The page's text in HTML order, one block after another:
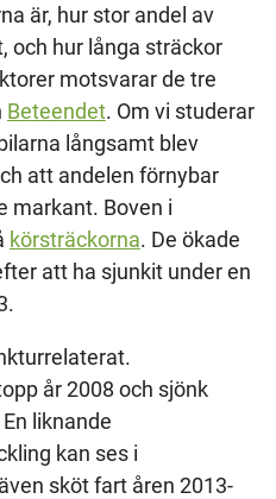
är, hur stor andel av
och hur långa sträckor
motsvarar de tre
Beteendet. Om vi studerar
långsamt blev
att andelen förnybar
markant. Boven i
körsträckorna. De ökade
att ha sjunkit under en
år 2008 och sjönk
liknande
kan ses i
sköt fart åren 2013-